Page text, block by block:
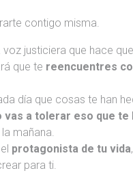
contigo misma.
voz justiciera que hace
que te reencuentres
día que cosas te han
vas a tolerar eso que te
mañana.
protagonista de tu vida
para ti.